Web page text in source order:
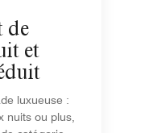
de
et
luxueuse :
nuits ou plus,